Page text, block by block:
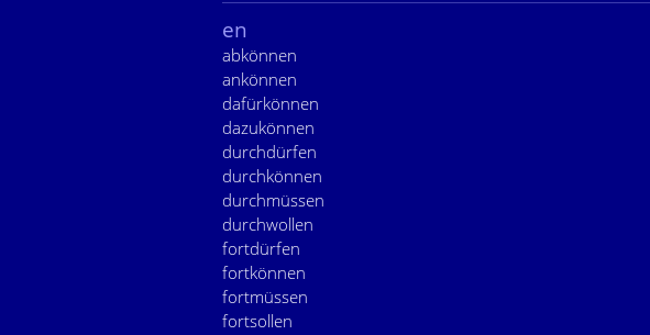
en
abkönnen
ankönnen
dafürkönnen
dazukönnen
durchdürfen
durchkönnen
durchmüssen
durchwollen
fortdürfen
fortkönnen
fortmüssen
fortsollen